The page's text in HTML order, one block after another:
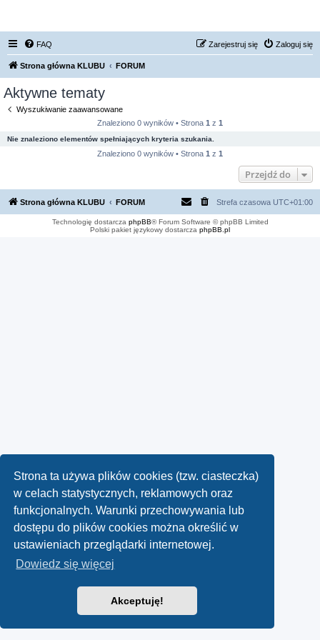
Strona ta używa plików cookies (tzw. ciasteczka)
w celach statystycznych, reklamowych oraz
funkcjonalnych. Warunki przechowywania lub
dostępu do plików cookies można określić w
ustawieniach przeglądarki internetowej.
Dowiedz się więcej
Akceptuję!
FAQ Zaloguj się
Zarejestruj się
Strona główna KLUBU FORUM
Aktywne tematy
Wyszukiwanie zaawansowane
Znaleziono 0 wyników • Strona 1 z 1
Nie znaleziono elementów spełniających kryteria szukania.
Znaleziono 0 wyników • Strona 1 z 1
Przejdź do
Strona główna KLUBU FORUM Strefa czasowa UTC+01:00
Technologię dostarcza phpBB® Forum Software © phpBB Limited
Polski pakiet językowy dostarcza phpBB.pl